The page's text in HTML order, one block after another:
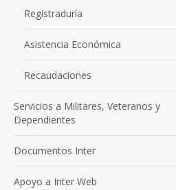
Registraduría
Asistencia Económica
Recaudaciones
Servicios a Militares, Veteranos y
Dependientes
Documentos Inter
Apoyo a Inter Web